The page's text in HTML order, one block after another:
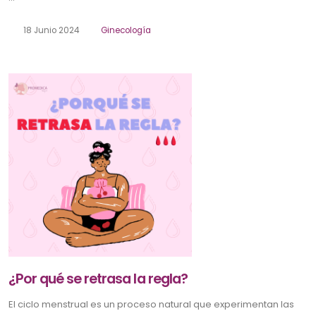
18 Junio 2024 Ginecología
¿Por qué se retrasa la regla?
El ciclo menstrual es un proceso natural que experimentan las